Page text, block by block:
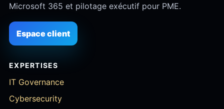
Microsoft 365 et pilotage exécutif pour PME.
Espace client
EXPERTISES
IT Governance
Cybersecurity